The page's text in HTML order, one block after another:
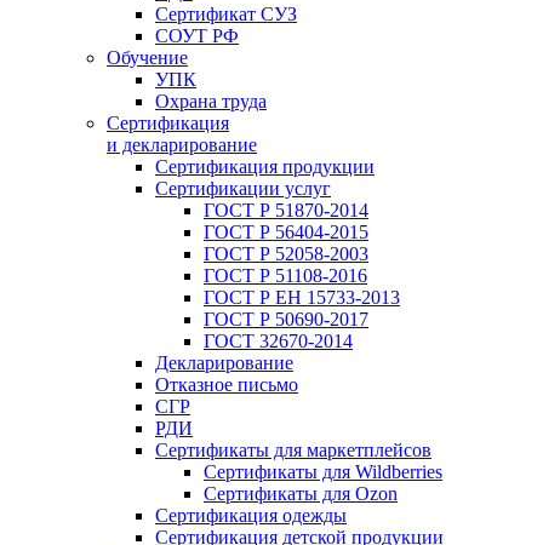
Сертификат СУЗ
СОУТ РФ
Обучение
УПК
Охрана труда
Сертификация
и декларирование
Сертификация продукции
Сертификации услуг
ГОСТ Р 51870-2014
ГОСТ Р 56404-2015
ГОСТ Р 52058-2003
ГОСТ Р 51108-2016
ГОСТ Р ЕН 15733-2013
ГОСТ Р 50690-2017
ГОСТ 32670-2014
Декларирование
Отказное письмо
СГР
РДИ
Сертификаты для маркетплейсов
Сертификаты для Wildberries
Сертификаты для Ozon
Сертификация одежды
Сертификация детской продукции